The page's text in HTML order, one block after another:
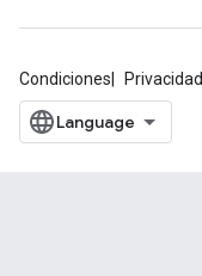
Condiciones Privacidad